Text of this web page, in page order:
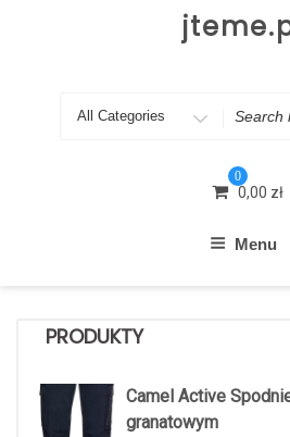
Search
0
0,00 zł
Menu
PRODUKTY
Camel Active
granatowym